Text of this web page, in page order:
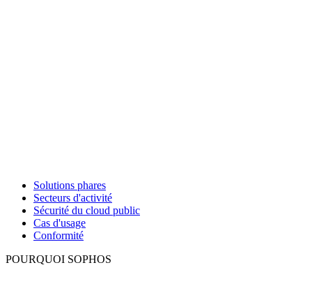
Solutions phares
Secteurs d'activité
Sécurité du cloud public
Cas d'usage
Conformité
POURQUOI SOPHOS